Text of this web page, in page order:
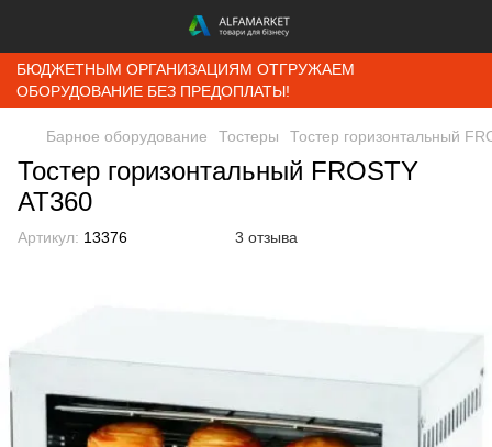
БЮДЖЕТНЫМ ОРГАНИЗАЦИЯМ ОТГРУЖАЕМ
ОБОРУДОВАНИЕ БЕЗ ПРЕДОПЛАТЫ!
Барное оборудование Тостеры Тостер горизонтальный
Тостер горизонтальный FROSTY
AT360
Артикул: 13376 3 отзыва